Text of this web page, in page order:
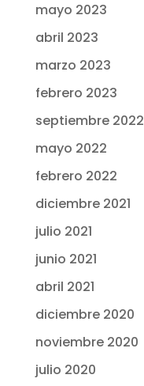
mayo 2023
abril 2023
marzo 2023
febrero 2023
septiembre 2022
mayo 2022
febrero 2022
diciembre 2021
julio 2021
junio 2021
abril 2021
diciembre 2020
noviembre 2020
julio 2020